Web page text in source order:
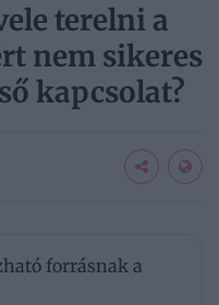
terelni a
nem sikeres
kapcsolat?
forrásnak a